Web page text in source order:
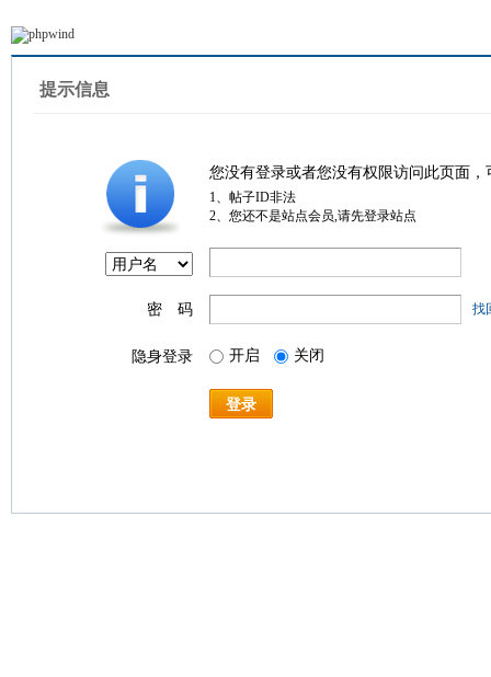
提示信息
您没有登录或者您没有权限访问此页面
1、帖子ID非法
2、您还不是站点会员,请先登录站点
密 码 找
隐身登录 开启 关闭
登录